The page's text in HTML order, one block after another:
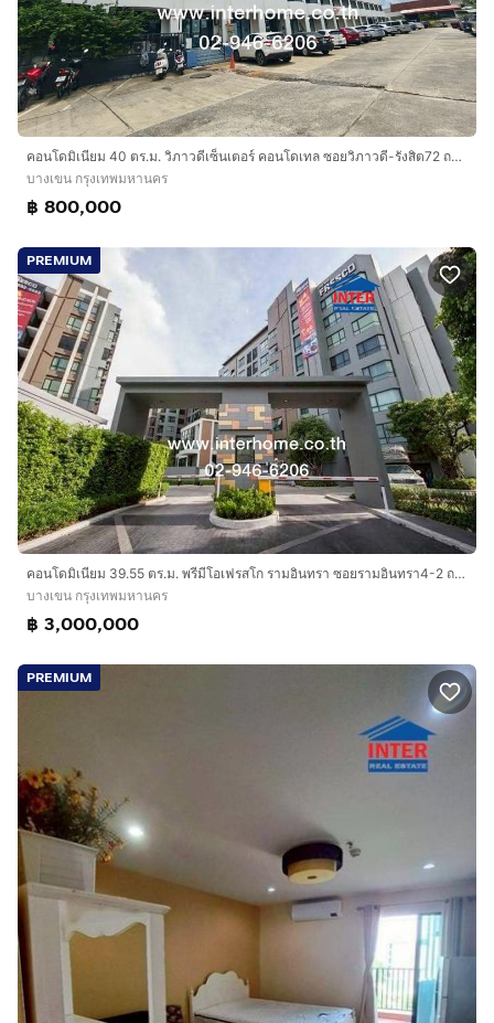
การเดินทางสะดวก
เข้า-ออกได้หลายเส้นทาง เช่น
ถนนวิภาวดีรังสิต ถนนลาดพร้าว ถนนรัชดาภิเษกใกล้ทางยก
ระดับอุตราภิมุข
ใกล้รถไฟฟ้า BTS สถานีหมอชิต
ใกล้รถไฟฟ้า MRT สถานีสวนจตุจักร
ใกล้รถไฟฟ้า MRT สถานีพหลโยธิน
Interhome Realty Estate
www.interhome.co.th
โทร.กดเพื่อดูเบอร์โทร xxxxxx206
https://www.interhome.co.th/propertydetail.php?
propcode=64882
คอนโดมิเนียม 40 ตร.ม. วิภาวดีเซ็นเตอร์ คอนโดเทล ซอยวิภาวดี-รังสิต72 ถนนวิภาวดี-รังสิต ถนนเทพรักษ์ เขตบางเขน กรุงเทพมหานคร
บางเขน กรุงเทพมหานคร
฿ 800,000
PREMIUM
คอนโดมิเนียม 39.55 ตร.ม. พรีมีโอเฟรสโก รามอินทรา ซอยรามอินทรา4-2 ถนนรามอินทรา ถนนลาดปลาเค้า เขตบางเขน กรุงเทพมหานคร
บางเขน กรุงเทพมหานคร
฿ 3,000,000
PREMIUM